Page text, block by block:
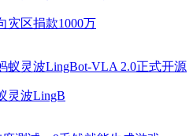
灾区捐款1000万
灵波LingB